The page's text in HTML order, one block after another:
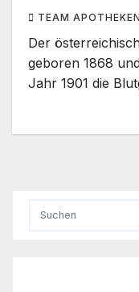
TEAM
Der
geboren 1868
Jahr 1901 die